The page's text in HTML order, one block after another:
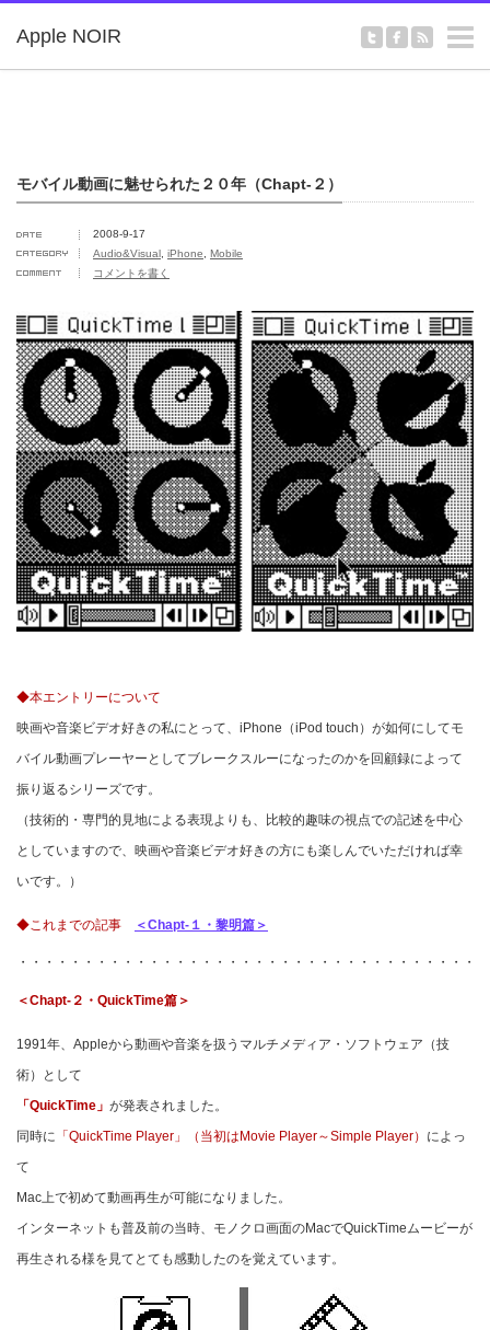
Apple NOIR
モバイル動画に魅せられた２０年（Chapt-２）
2008-9-17
Audio&Visual iPhone
Mobile
コメントを書く
◆本エントリーについて
映画や音楽ビデオ好きの私にとって、iPhone（iPod touch）が如何にしてモ
バイル動画プレーヤーとしてブレークスルーになったのかを回顧録によって
振り返るシリーズです。
（技術的・専門的見地による表現よりも、比較的趣味の視点での記述を中心
としていますので、映画や音楽ビデオ好きの方にも楽しんでいただければ幸
いです。）
◆これまでの記事 ＜Chapt-１・黎明篇＞
・・・・・・・・・・・・・・・・・・・・・・・・・・・・・・・・・・・
＜Chapt-２・QuickTime篇＞
1991年、Appleから動画や音楽を扱うマルチメディア・ソフトウェア（技
術）として
「QuickTime」 が発表されました。
同時に 「QuickTime Player」（当初はMovie Player～Simple Player） によっ
て
Mac上で初めて動画再生が可能になりました。
インターネットも普及前の当時、モノクロ画面のMacでQuickTimeムービーが
再生される様を見てとても感動したのを覚えています。